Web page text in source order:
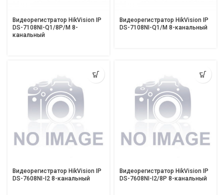
Видеорегистратор HikVision IP
DS-7108NI-Q1/8P/M 8-
канальный
Видеорегистратор HikVision IP
DS-7108NI-Q1/M 8-канальный
Видеорегистратор HikVision IP
DS-7608NI-I2 8-канальный
Видеорегистратор HikVision IP
DS-7608NI-I2/8P 8-канальный